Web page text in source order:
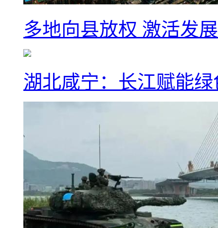
多地向县放权 激活发
湖北咸宁：长江赋能